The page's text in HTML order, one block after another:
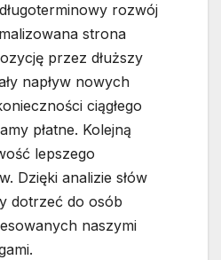
rozwój
strona
przez dłuższy
napływ nowych
ciągłego
płatne. Kolejną
lepszego
Dzięki analizie słów
dotrzeć do osób
naszymi